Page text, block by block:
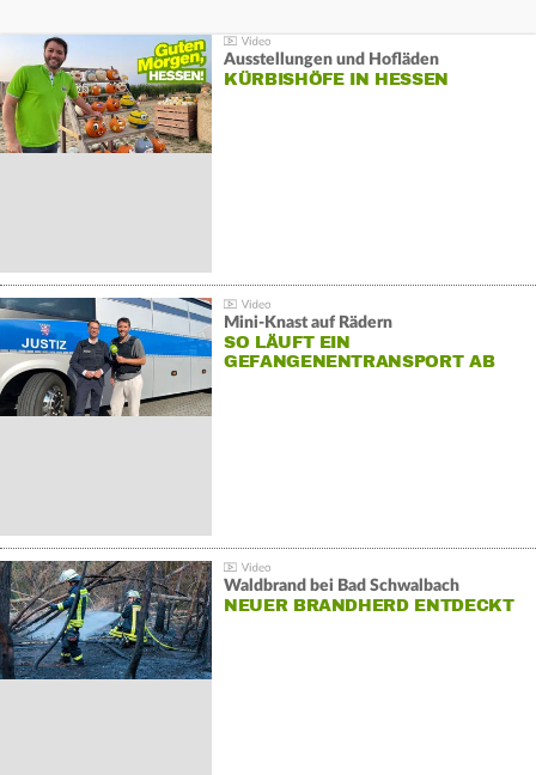
Ausstellungen und Hofläden
KÜRBISHÖFE IN HESSEN
Mini-Knast auf Rädern
SO LÄUFT EIN
GEFANGENENTRANSPORT AB
Waldbrand bei Bad Schwalbach
NEUER BRANDHERD ENTDECKT